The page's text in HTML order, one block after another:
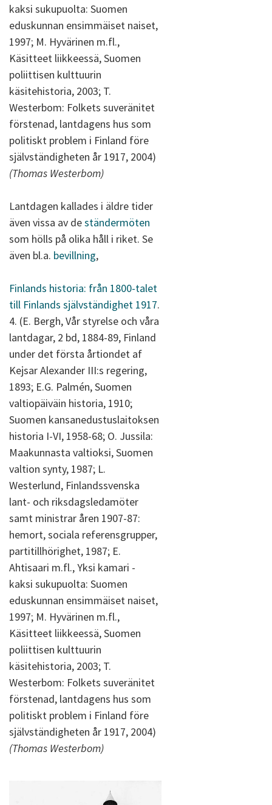
kaksi sukupuolta: Suomen
eduskunnan ensimmäiset naiset,
1997; M. Hyvärinen m.fl.,
Käsitteet liikkeessä, Suomen
poliittisen kulttuurin
käsitehistoria, 2003; T.
Westerbom: Folkets suveränitet
förstenad, lantdagens hus som
politiskt problem i Finland före
självständigheten år 1917, 2004)
(Thomas Westerbom)
Lantdagen kallades i äldre tider
även vissa av deständermöten
som hölls på olika håll i riket. Se
även bl.a. bevillning,
Finlands historia: från 1800-talet
till Finlands självständighet 1917.
4. (E. Bergh, Vår styrelse och våra
lantdagar, 2 bd, 1884-89, Finland
under det första årtiondet af
Kejsar Alexander III:s regering,
1893; E.G. Palmén, Suomen
valtiopäiväin historia, 1910;
Suomen kansanedustuslaitoksen
historia I-VI, 1958-68; O. Jussila:
Maakunnasta valtioksi, Suomen
valtion synty, 1987; L.
Westerlund, Finlandssvenska
lant- och riksdagsledamöter
samt ministrar åren 1907-87:
hemort, sociala referensgrupper,
partitillhörighet, 1987; E.
Ahtisaari m.fl., Yksi kamari -
kaksi sukupuolta: Suomen
eduskunnan ensimmäiset naiset,
1997; M. Hyvärinen m.fl.,
Käsitteet liikkeessä, Suomen
poliittisen kulttuurin
käsitehistoria, 2003; T.
Westerbom: Folkets suveränitet
förstenad, lantdagens hus som
politiskt problem i Finland före
självständigheten år 1917, 2004)
(Thomas Westerbom)